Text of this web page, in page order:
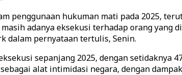
penggunaan hukuman mati pada 2025,
adanya eksekusi terhadap orang yang
dalam pernyataan tertulis, Senin.
sepanjang 2025, dengan setidaknya
alat intimidasi negara, dengan